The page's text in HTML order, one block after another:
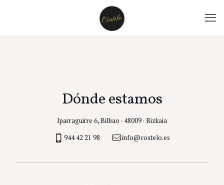
Dónde estamos
Iparraguirre 6, Bilbao · 48009 · Bizkaia
944 42 21 98
info@costelo.es